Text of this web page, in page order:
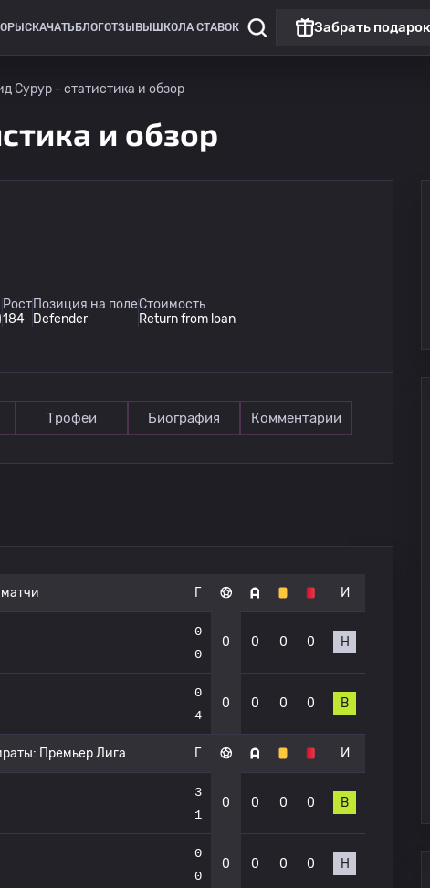
СКАЧАТЬ БЛОГОТЗЫВЫ ШКОЛА СТАВОК Забрать подарок
Сурур - статистика и обзор
и обзор
Рост
184
Позиция на поле
Defender
Стоимость
Return from loan
Трофеи Биография Комментарии
Г И
0
0
0 0 0 0 Н
0
4
0 0 0 0 В
Премьер Лига Г И
3
1
0 0 0 0 В
0
0
0 0 0 0 Н
Омония